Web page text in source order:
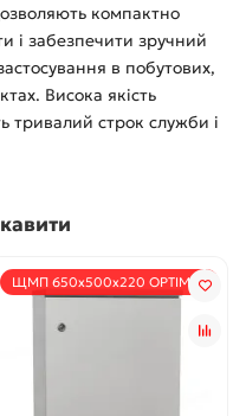
компактно
і забезпечити зручний
в побутових,
Висока якість
тривалий строк служби і
ЩМП 650х500х220 OPTIMAL